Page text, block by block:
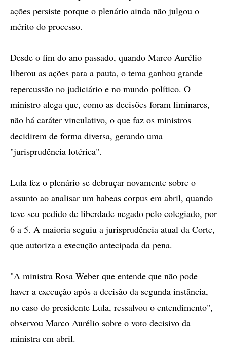
ações persiste porque o plenário ainda não julgou o
mérito do processo.
Desde o fim do ano passado, quando Marco Aurélio
liberou as ações para a pauta, o tema ganhou grande
repercussão no judiciário e no mundo político. O
ministro alega que, como as decisões foram liminares,
não há caráter vinculativo, o que faz os ministros
decidirem de forma diversa, gerando uma
"jurisprudência lotérica".
Lula fez o plenário se debruçar novamente sobre o
assunto ao analisar um habeas corpus em abril, quando
teve seu pedido de liberdade negado pelo colegiado, por
6 a 5. A maioria seguiu a jurisprudência atual da Corte,
que autoriza a execução antecipada da pena.
"A ministra Rosa Weber que entende que não pode
haver a execução após a decisão da segunda instância,
no caso do presidente Lula, ressalvou o entendimento",
observou Marco Aurélio sobre o voto decisivo da
ministra em abril.